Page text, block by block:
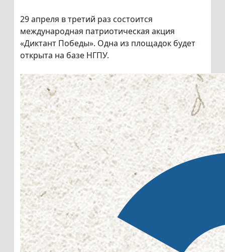
29 апреля в третий раз состоится
международная патриотическая акция
«Диктант Победы». Одна из площадок будет
открыта на базе НГПУ.